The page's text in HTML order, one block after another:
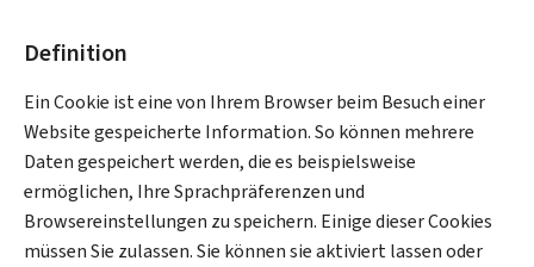
Definition
Ein Cookie ist eine von Ihrem Browser beim Besuch einer
Website gespeicherte Information. So können mehrere
Daten gespeichert werden, die es beispielsweise
ermöglichen, Ihre Sprachpräferenzen und
Browsereinstellungen zu speichern. Einige dieser Cookies
müssen Sie zulassen. Sie können sie aktiviert lassen oder